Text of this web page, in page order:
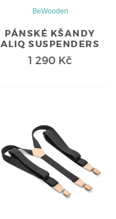
BeWooden
PÁNSKÉ KŠANDY
ALIQ SUSPENDERS
1 290 Kč